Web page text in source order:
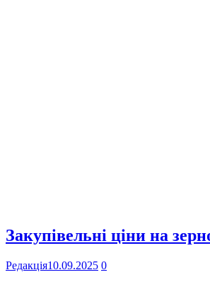
Закупівельні ціни на
Редакція10.09.2025 0